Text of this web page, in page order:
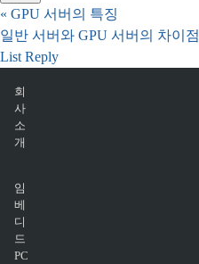
« GPU 서버의 특징
일반 서버와 GPU 서버의 차이점
List Reply
회
사
소
개
임
베
디
드
PC